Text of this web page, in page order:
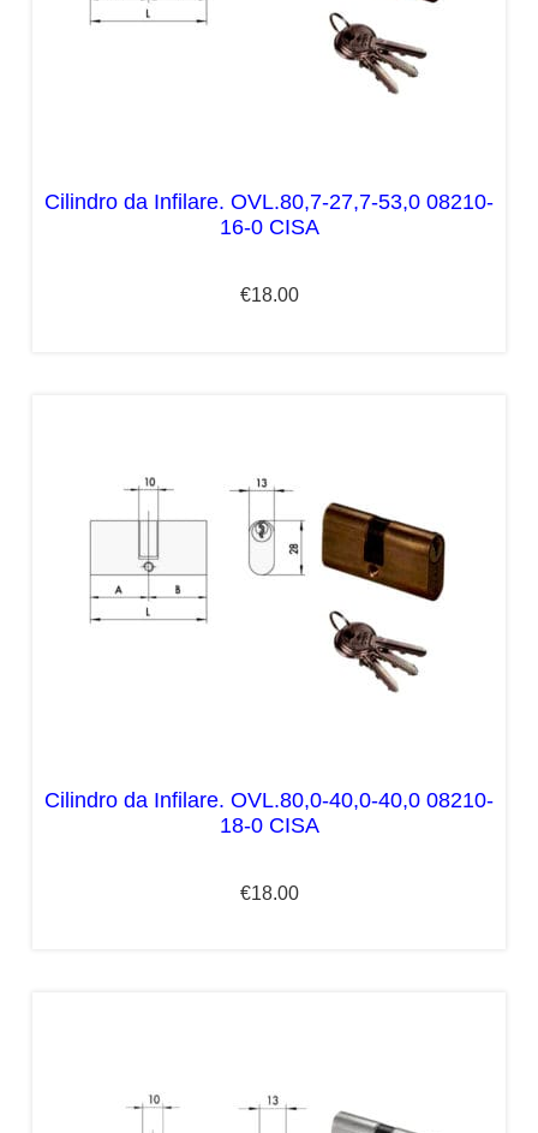
Cilindro da Infilare. OVL.80,7-27,7-53,0 08210-
16-0 CISA
€18.00
Cilindro da Infilare. OVL.80,0-40,0-40,0 08210-
18-0 CISA
€18.00